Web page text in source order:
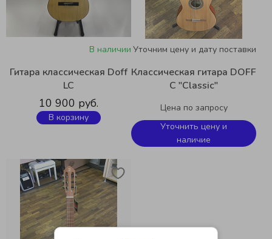
В наличии
Гитара классическая Doff
LC
10 900 руб.
В корзину
Уточним цену и дату поставки
Классическая гитара DOFF
C "Classic"
Цена по запросу
Уточнить цену и
наличие